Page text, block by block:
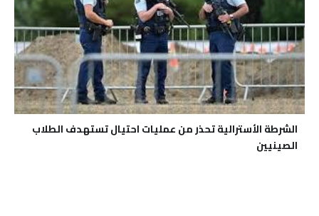
الشرطة الأسترالية تحذر من عمليات احتيال تستهدف الطلاب
الصينيين